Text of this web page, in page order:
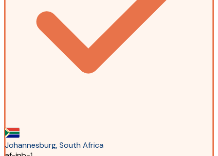
Johannesburg, South Africa